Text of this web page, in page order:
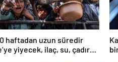
haftadan uzun süredir
yiyecek, ilaç, su, çadır